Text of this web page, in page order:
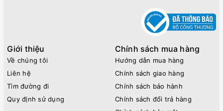
Giới thiệu
Về chúng tôi
Liên hệ
Tìm đường đi
Quy định sử dụng
Chính sách mua hàng
Hướng dẫn mua hàng
Chính sách giao hàng
Chính sách bảo hành
Chính sách đổi trả hàng